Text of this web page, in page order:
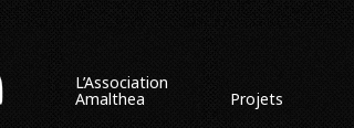
L’Association
Amalthea Projets